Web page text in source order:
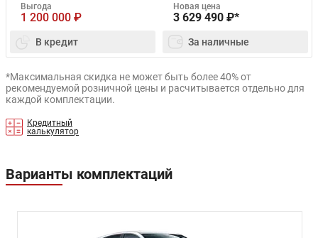
Выгода
1 200 000 ₽
Новая цена
3 629 490 ₽*
В кредит За наличные
*Максимальная скидка не может быть более 40% от
рекомендуемой розничной цены и расчитывается отдельно для
каждой комплектации.
Кредитный
калькулятор
Варианты комплектаций